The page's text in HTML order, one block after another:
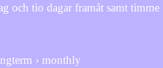
och tio dagar framåt samt
› monthly